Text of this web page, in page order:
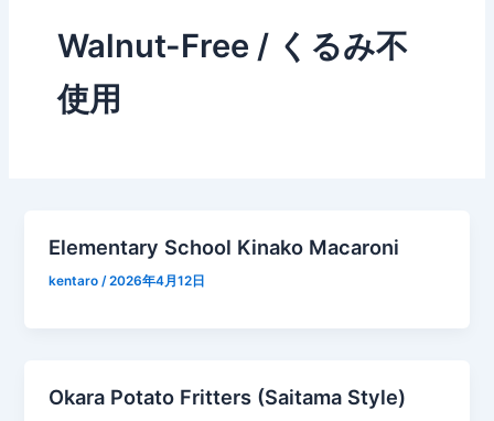
Walnut-Free / くるみ不
使用
Elementary School Kinako Macaroni
kentaro/2026年4月12日
Okara Potato Fritters (Saitama Style)